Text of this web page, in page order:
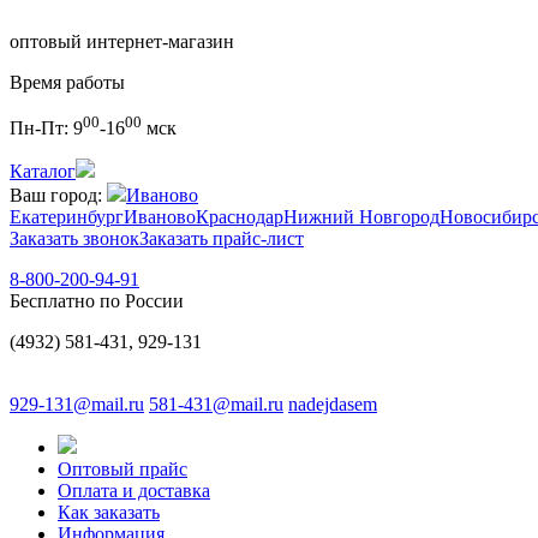
оптовый интернет-магазин
Время работы
Пн-Пт: 900-1600 мск
Каталог
Ваш город:
Иваново
ЕкатеринбургИвановоКраснодарНижний Новгород
Заказать звонокЗаказать прайс-лист
8-800-200-94-91
Бесплатно по России
(4932) 581-431, 929-131
929-131@mail.ru 581-431@mail.ru nadejdasem
Оптовый прайс
Оплата и доставка
Как заказать